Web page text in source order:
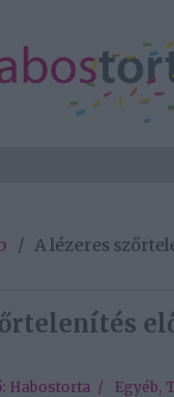
/ A lézeres
Habostorta / Egyéb,